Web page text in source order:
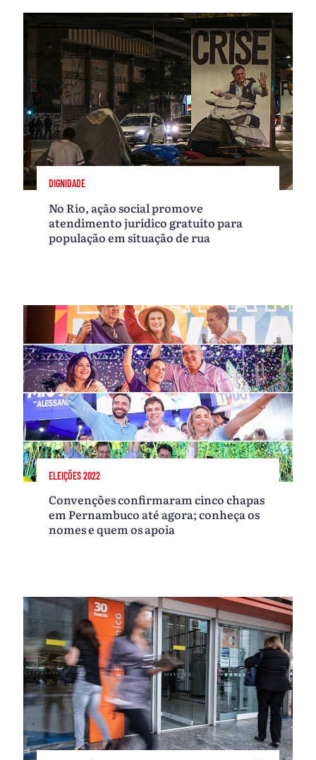
DIGNIDADE
No Rio, ação social promove
atendimento jurídico gratuito para
população em situação de rua
ELEIÇÕES 2022
Convenções confirmaram cinco chapas
em Pernambuco até agora; conheça os
nomes e quem os apoia